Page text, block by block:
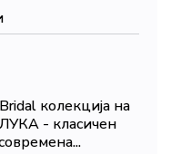
колекција на
- класичен